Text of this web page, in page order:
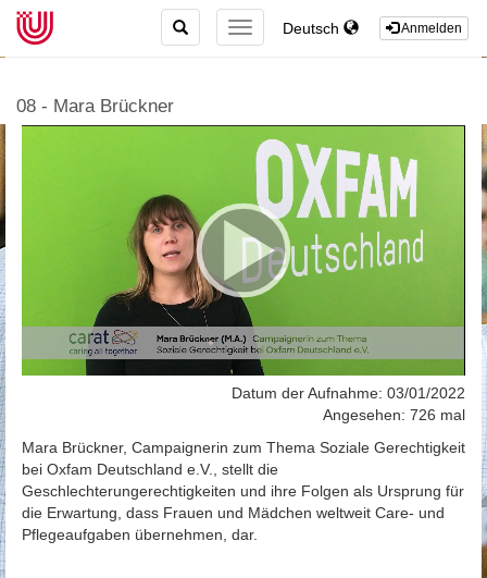
Anmelden
Deutsch
TOGGLE
NAVIGATION
TOGGLE
SEARCH
08 - Mara Brückner
Datum der Aufnahme: 03/01/2022
Angesehen: 726 mal
Mara Brückner, Campaignerin zum Thema Soziale Gerechtigkeit
bei Oxfam Deutschland e.V., stellt die
Geschlechterungerechtigkeiten und ihre Folgen als Ursprung für
die Erwartung, dass Frauen und Mädchen weltweit Care- und
Pflegeaufgaben übernehmen, dar.